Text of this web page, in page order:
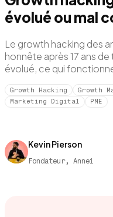
évolué ou mal
Le growth hacking des
honnête après 17 ans de
évolué, ce qui
Growth Hacking Growth
Marketing Digital
PME
Kevin Pierson
Fondateur, Annei